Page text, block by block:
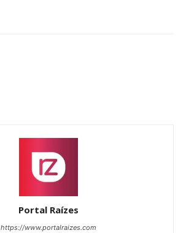
Portal Raízes
https://www.portalraizes.com